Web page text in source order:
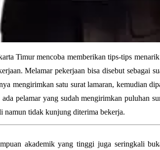
Timur mencoba memberikan tips-tips
Melamar pekerjaan bisa disebut sebagai
mengirimkan satu surat lamaran, kemudian
pelamar yang sudah mengirimkan puluhan
namun tidak kunjung diterima bekerja.
akademik yang tinggi juga seringkali